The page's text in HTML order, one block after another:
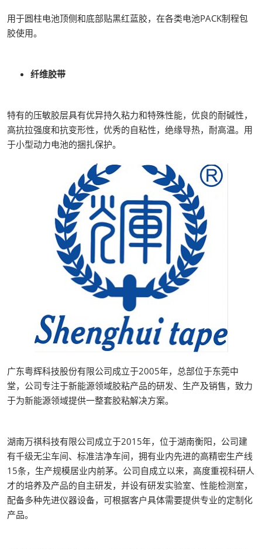
用于圆柱电池顶侧和底部贴黑红蓝胶，在各类电池PACK制程包
胶使用。
纤维胶带
特有的压敏胶层具有优异持久粘力和特殊性能，优良的耐碱性，
高抗拉强度和抗变形性，优秀的自粘性，绝缘导热，耐高温。用
于小型动力电池的捆扎保护。
广东粤辉科技股份有限公司成立于2005年，总部位于东莞中
堂，公司专注于新能源领域胶粘产品的研发、生产及销售，致力
于为新能源领域提供一整套胶粘解决方案。
湖南万祺科技有限公司成立于2015年，位于湖南衡阳，公司建
有千级无尘车间、标准洁净车间，拥有业内先进的高精密生产线
15条，生产规模居业内前茅。公司自成立以来，高度重视科研人
才的培养及产品的自主研发，并设有研发实验室、性能检测室，
配备多种先进仪器设备，可根据客户具体需要提供专业的定制化
产品。